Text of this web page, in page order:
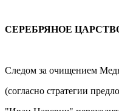
СЕРЕБРЯНОЕ
Следом за очищением
(согласно стратегии